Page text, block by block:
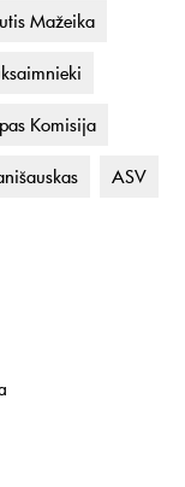
Mažeika
Komisija
ASV